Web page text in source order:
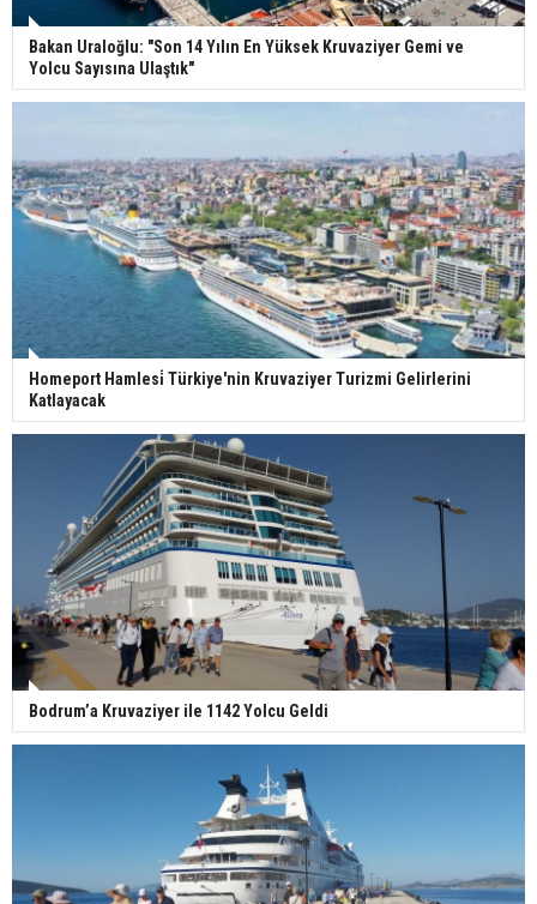
Bakan Uraloğlu: "Son 14 Yılın En Yüksek Kruvaziyer Gemi ve
Yolcu Sayısına Ulaştık"
Homeport Hamlesi̇ Türkiye'nin Kruvaziyer Turizmi Gelirlerini
Katlayacak
Bodrum’a Kruvaziyer ile 1142 Yolcu Geldi